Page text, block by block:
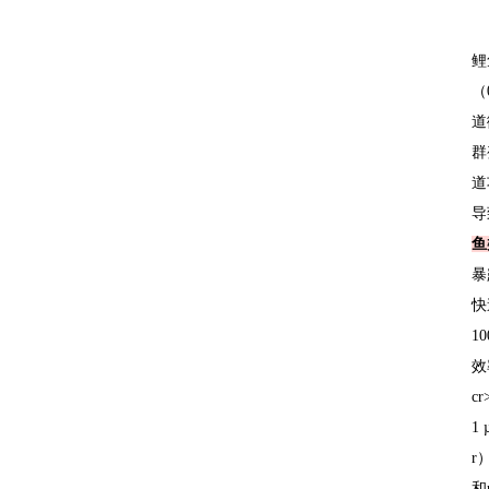
（
导
1
r